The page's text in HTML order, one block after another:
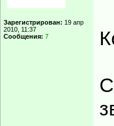
Зарегистрирован: 19 апр
2010, 11:37
Сообщения: 7